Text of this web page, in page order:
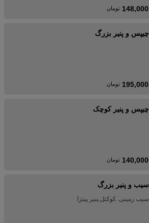
148,000 تومان
چیپس و پنیر بزرگ
195,000 تومان
چیپس و پنیر کوچک
140,000 تومان
سیب و پنیر بزرگ
سیب زمینی .کوکتل.پنیر پیتزا